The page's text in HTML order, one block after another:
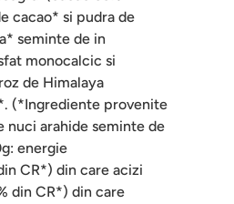
cacao* si pudra de
seminte de in
monocalcic si
de Himalaya
(*Ingrediente provenite
nuci arahide seminte de
energie
CR*) din care acizi
din CR*) din care